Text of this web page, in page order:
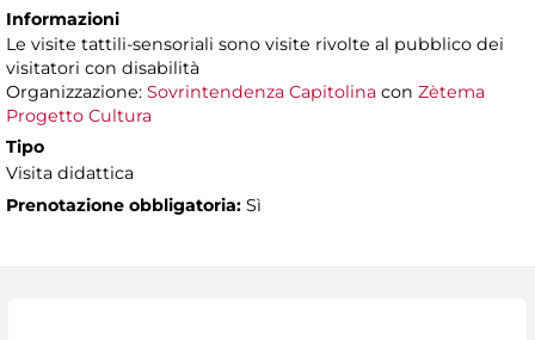
Informazioni
Le visite tattili-sensoriali sono visite rivolte al pubblico dei
visitatori con disabilità
Organizzazione: Sovrintendenza Capitolina con Zètema
Progetto Cultura
Tipo
Visita didattica
Prenotazione obbligatoria: Sì